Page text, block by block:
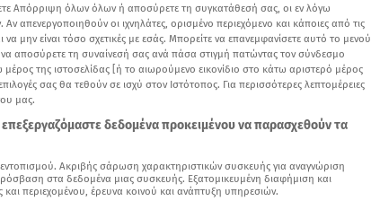
άρθρα μας στα αποτελέσματα αναζήτησης
η Μαντλίν ΜακΚάν / Βίντεο από την εκπομπή Αλήθειες με τη Ζήνα
Απόρριψη όλων όλων ή αποσύρετε τη συγκατάθεσή σας, οι εν λόγω
απενεργοποιηθούν οι ιχνηλάτες, ορισμένο περιεχόμενο και κάποιες από τις
να μην είναι τόσο σχετικές με εσάς. Μπορείτε να επανεμφανίσετε αυτό το μενού
να αποσύρετε τη συναίνεσή σας ανά πάσα στιγμή πατώντας τον σύνδεσμο
της ιστοσελίδας [ή το αιωρούμενο εικονίδιο στο κάτω αριστερό μέρος
σας θα τεθούν σε ισχύ στον Ιστότοπος. Για περισσότερες λεπτομέρειες
μας.
επεξεργαζόμαστε δεδομένα προκειμένου να παρασχεθούν τα
Ακριβής σάρωση χαρακτηριστικών συσκευής για αναγνώριση
στα δεδομένα μιας συσκευής. Εξατομικευμένη διαφήμιση και
περιεχομένου, έρευνα κοινού και ανάπτυξη υπηρεσιών.